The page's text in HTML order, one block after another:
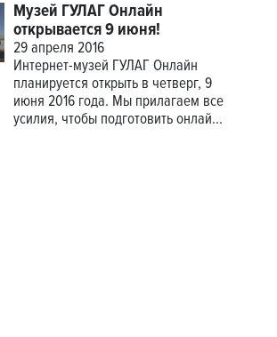
Музей ГУЛАГ Онлайн
открывается 9 июня!
29 апреля 2016
Интернет-музей ГУЛАГ Онлайн
планируется открыть в четверг, 9
июня 2016 года. Мы прилагаем все
усилия, чтобы подготовить онлай...